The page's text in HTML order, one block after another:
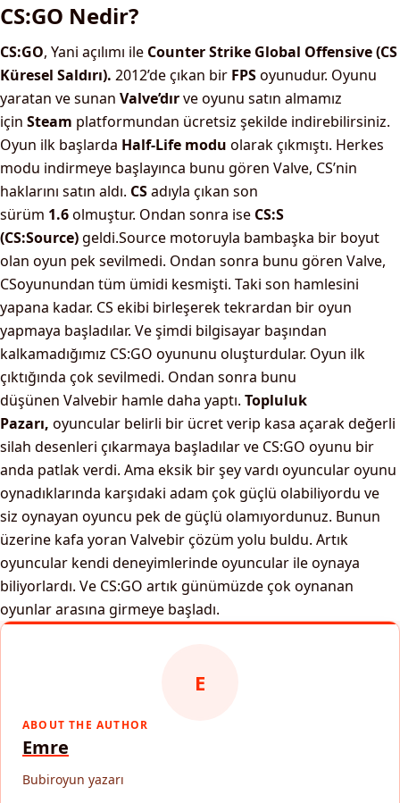
CS:GO Nedir?
CS:GO, Yani açılımı ile Counter Strike Global Offensive (CS
Küresel Saldırı). 2012’de çıkan bir FPSoyunudur. Oyunu
yaratan ve sunan Valve’dırve oyunu satın almamız
için Steam platformundan ücretsiz şekilde indirebilirsiniz.
Oyun ilk başlarda Half-Life modu olarak çıkmıştı. Herkes
modu indirmeye başlayınca bunu gören Valve, CS’nin
haklarını satın aldı. CSadıyla çıkan son
sürüm 1.6olmuştur. Ondan sonra ise CS:S
(CS:Source)geldi.Source motoruyla bambaşka bir boyut
olan oyun pek sevilmedi. Ondan sonra bunu gören Valve,
CSoyunundan tüm ümidi kesmişti. Taki son hamlesini
yapana kadar. CS ekibi birleşerek tekrardan bir oyun
yapmaya başladılar. Ve şimdi bilgisayar başından
kalkamadığımız CS:GO oyununu oluşturdular. Oyun ilk
çıktığında çok sevilmedi. Ondan sonra bunu
düşünen Valvebir hamle daha yaptı. Topluluk
Pazarı, oyuncular belirli bir ücret verip kasa açarak değerli
silah desenleri çıkarmaya başladılar ve CS:GO oyunu bir
anda patlak verdi. Ama eksik bir şey vardı oyuncular oyunu
oynadıklarında karşıdaki adam çok güçlü olabiliyordu ve
siz oynayan oyuncu pek de güçlü olamıyordunuz. Bunun
üzerine kafa yoran Valvebir çözüm yolu buldu. Artık
oyuncular kendi deneyimlerinde oyuncular ile oynaya
biliyorlardı. Ve CS:GO artık günümüzde çok oynanan
oyunlar arasına girmeye başladı.
E
ABOUT THE AUTHOR
Emre
Bubiroyun yazarı